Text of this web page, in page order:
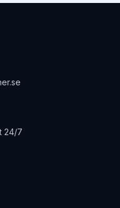
24/7